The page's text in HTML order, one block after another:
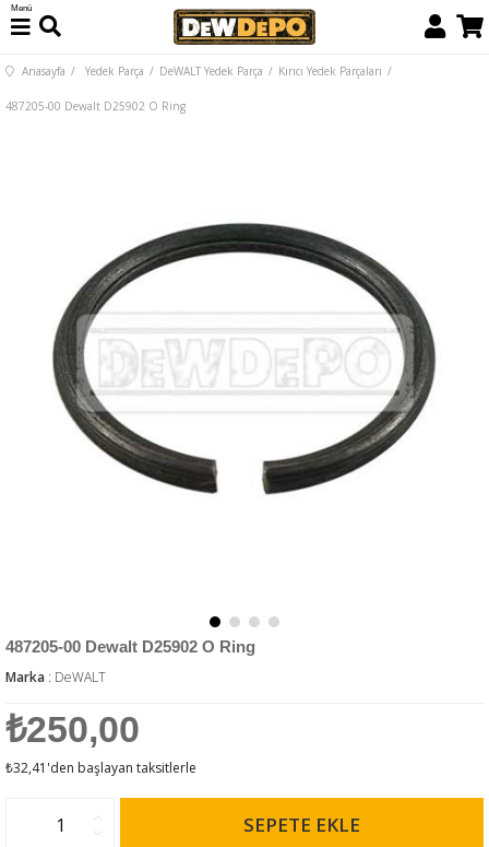
Menü
Anasayfa Yedek Parça DeWALT Yedek Parça Kırıcı Yedek Parçaları
487205-00 Dewalt D25902 O Ring
487205-00 Dewalt D25902 O Ring
Marka : DeWALT
₺250,00
₺32,41 'den başlayan taksitlerle